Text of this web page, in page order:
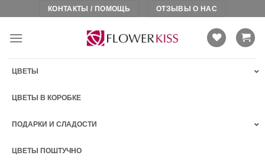
content
КОНТАКТЫ / ПОМОЩЬ ОТЗЫВЫ О НАС
ЦВЕТЫ
ЦВЕТЫ В КОРОБКЕ
ПОДАРКИ И СЛАДОСТИ
ЦВЕТЫ ПОШТУЧНО